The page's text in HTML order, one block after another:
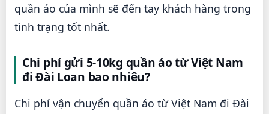
quần áo của mình sẽ đến tay khách hàng trong
tình trạng tốt nhất.
Chi phí gửi 5-10kg quần áo từ Việt Nam
đi Đài Loan bao nhiêu?
Chi phí vận chuyển quần áo từ Việt Nam đi Đài